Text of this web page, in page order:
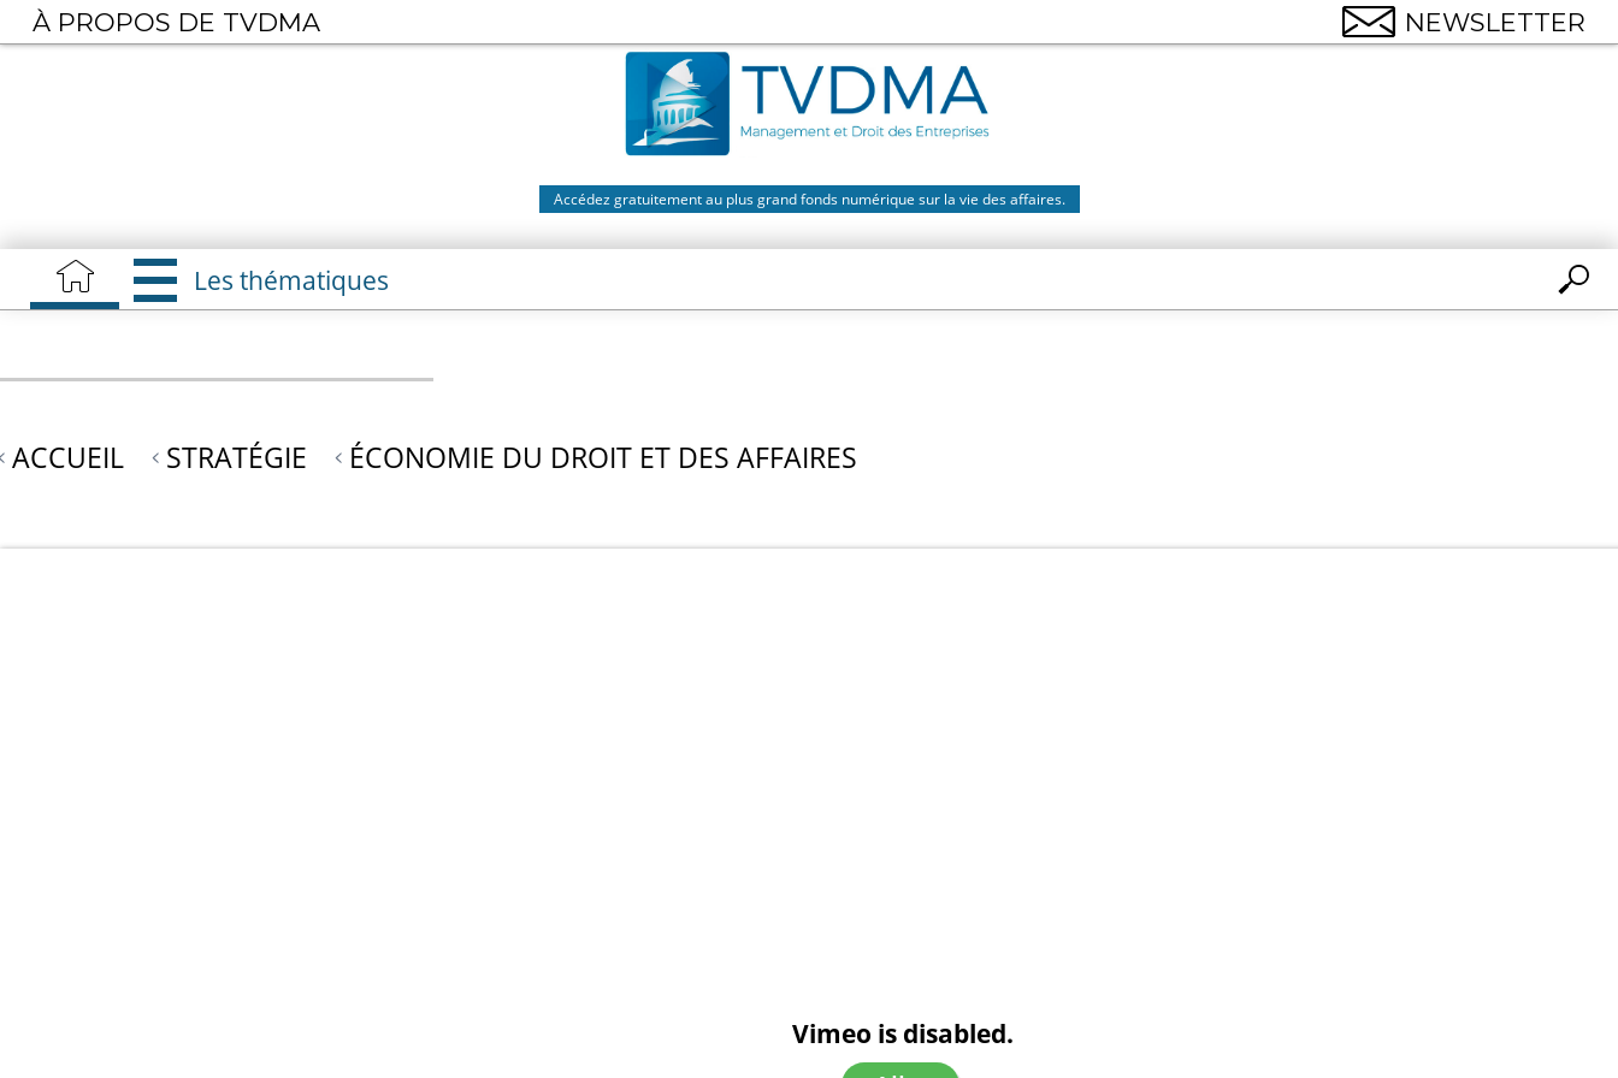
Aller
au
Accédez gratuitement au plus grand fonds numérique sur la vie des affaires.
Les thématiques
ACCUEIL STRATÉGIE ÉCONOMIE DU DROIT ET DES AFFAIRES
Vimeo is disabled.
À PROPOS DE TVDMA NEWSLETTER